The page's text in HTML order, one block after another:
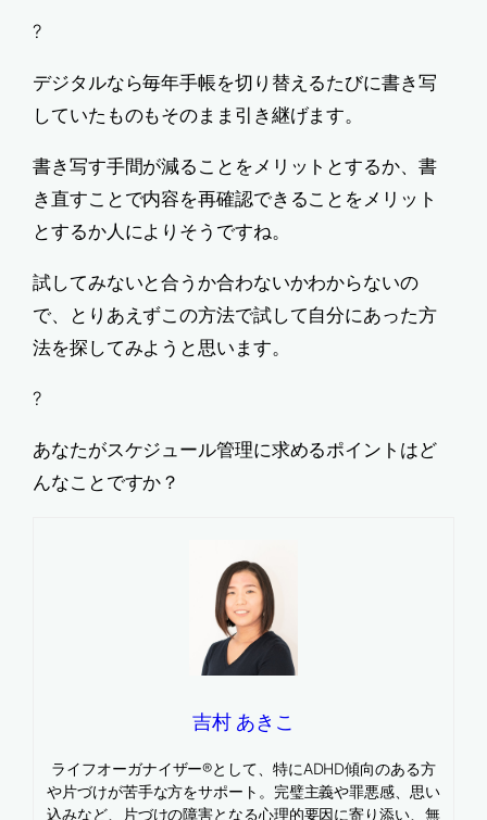
?
デジタルなら毎年手帳を切り替えるたびに書き写
していたものもそのまま引き継げます。
書き写す手間が減ることをメリットとするか、書
き直すことで内容を再確認できることをメリット
とするか人によりそうですね。
試してみないと合うか合わないかわからないの
で、とりあえずこの方法で試して自分にあった方
法を探してみようと思います。
?
あなたがスケジュール管理に求めるポイントはど
んなことですか？
吉村 あきこ
ライフオーガナイザー®として、特にADHD傾向のある方
や片づけが苦手な方をサポート。完璧主義や罪悪感、思い
込みなど、片づけの障害となる心理的要因に寄り添い、無